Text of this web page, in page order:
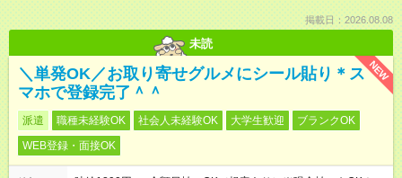
掲載日：2026.08.08
未読
NEW
＼単発OK／お取り寄せグルメにシール貼り＊ス
マホで登録完了＾＾
派遣 職種未経験OK 社会人未経験OK 大学生歓迎
ブランクOK
WEB登録・面接OK